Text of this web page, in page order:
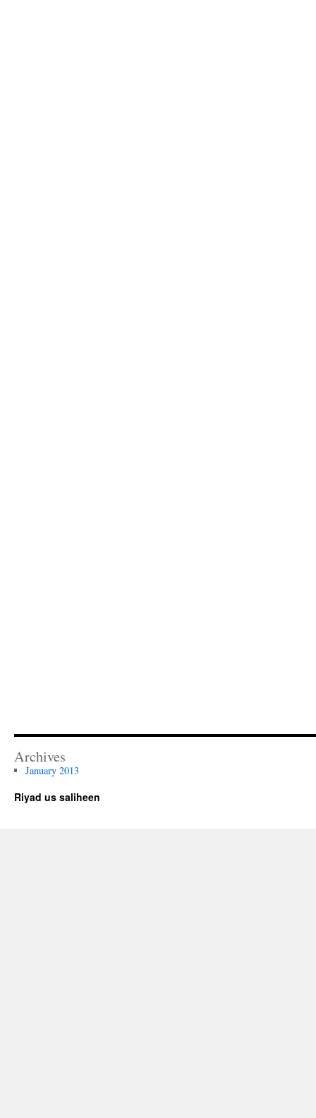
Archives
January 2013
Riyad us saliheen